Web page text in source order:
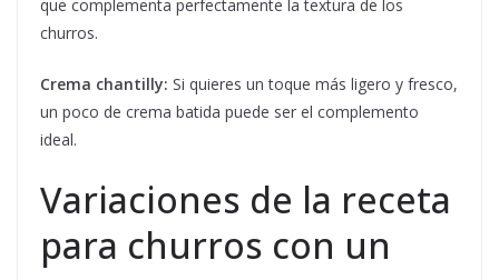
que complementa perfectamente la textura de los
churros.
Crema chantilly: Si quieres un toque más ligero y fresco,
un poco de crema batida puede ser el complemento
ideal.
Variaciones de la receta
para churros con un